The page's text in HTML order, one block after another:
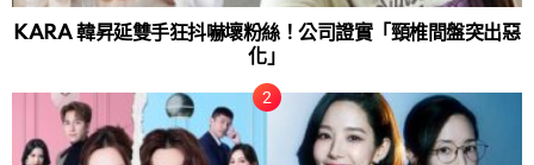
KARA 韓昇延雙手狂抖嚇壞粉絲！公司證實「頸椎間盤突出惡
化」